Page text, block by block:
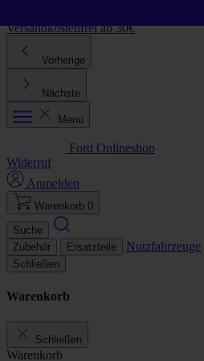
Versandkostenfrei ab 30€
Vorherige
Nächste
Menü
Ford Onlineshop
Widerruf
Anmelden
Warenkorb 0
Suche
Zubehör
Ersatzteile Nutzfahrzeuge
Schließen
Warenkorb
Schließen
Warenkorb